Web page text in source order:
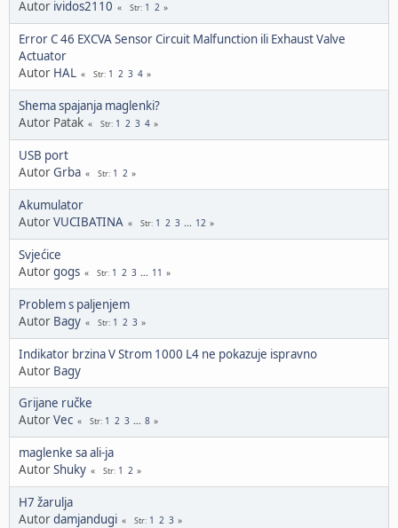
Autor ividos2110 Str 1 2
Error C 46 EXCVA Sensor Circuit Malfunction ili Exhaust Valve
Actuator
Autor HAL Str 1 2 3 4
Shema spajanja maglenki?
Autor Patak
Str 1 2 3 4
USB port
AutorGrba Str 1 2
Akumulator
AutorVUCIBATINA Str 1 2 3 ... 12
Svjećice
Autorgogs Str 1 2 3 ... 11
Problem s paljenjem
Autor Bagy Str 1 2 3
Indikator brzina V Strom 1000 L4 ne pokazuje ispravno
Autor Bagy
Grijane ručke
AutorVec Str 1 2 3 ... 8
maglenke sa ali-ja
AutorShuky Str 1 2
H7 žarulja
Autordamjandugi Str 1 2 3